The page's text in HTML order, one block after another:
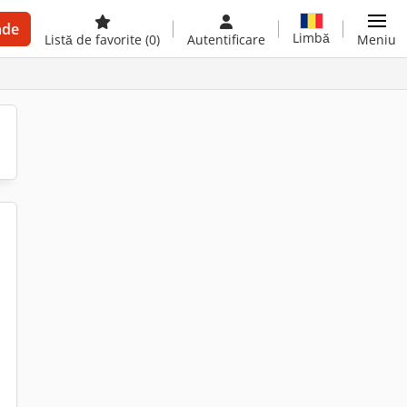
Listă de favorite (0) Autentificare Limbă Meniu